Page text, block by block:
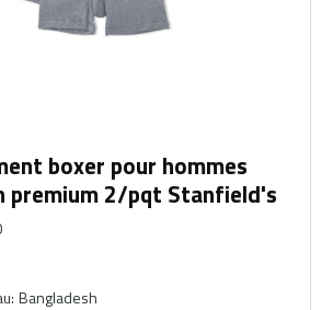
boxer pour hommes
premium 2/pqt Stanfield's
: Bangladesh